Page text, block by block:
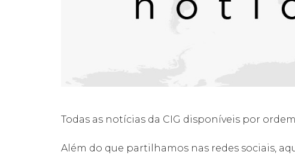
Todas as notícias da CIG disponíveis por
Além do que partilhamos nas redes sociais,